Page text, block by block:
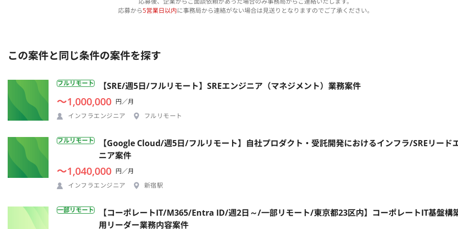
応募から5営業日以内に事務局から連絡がない場合は見送りとなりますのでご了承ください。
この案件と同じ条件の案件を探す
フルリモート 【SRE/週5日/フルリモート】SREエンジニア（マネジメント）業務案件
〜1,000,000 円／月
インフラエンジニア
フルリモート
フルリモート
【Google Cloud/週5日/フルリモート】自社プロダクト・受託開発におけるインフラ/SREリード
ニア案件
〜1,040,000 円／月
インフラエンジニア
新宿駅
一部リモート
【コーポレートIT/M365/Entra ID/週2日～/一部リモート/東京都23区内】コーポレートIT基盤構
用リーダー業務内容案件